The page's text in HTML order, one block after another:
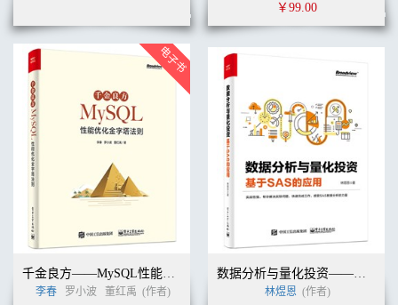
￥99.00
千金良方——MySQL性能优化金字塔法则
李春 罗小波 董红禹 (作者)
数据分析与量化投资——基于SAS的应用
林煜恩 (作者)